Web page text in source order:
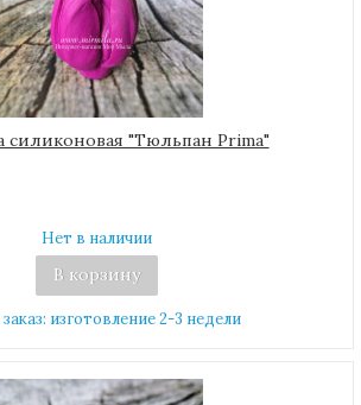
силиконовая "Тюльпан Prima"
Нет в наличии
В корзину
изготовление 2-3 недели